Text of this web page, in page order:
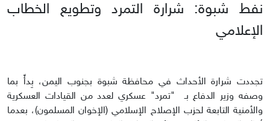
نفط شبوة: شرارة التمرد وتطويع الخطاب
الإعلامي
تجددت شرارة الأحداث في محافظة شبوة بجنوب اليمن، بِدأً بما
وصفه وزير الدفاع بـ "تمرد" عسكري لعدد من القيادات العسكرية
والأمنية التابعة لحزب الإصلاح الإسلامي (الإخوان المسلمون)، بعدما